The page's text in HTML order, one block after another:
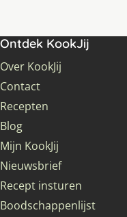
Ontdek KookJij
Over KookJij
Contact
Recepten
Blog
Mijn KookJij
Nieuwsbrief
Recept insturen
Boodschappenlijst